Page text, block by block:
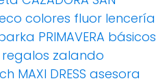
colores fluor lencería
PRIMAVERA básicos
regalos zalando
MAXI DRESS asesora